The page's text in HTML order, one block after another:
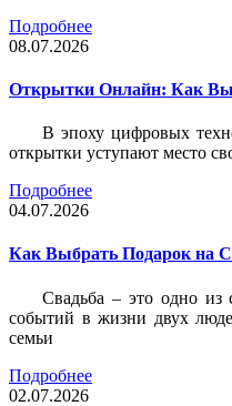
Подробнее
08.07.2026
Открытки Онлайн: Как
В эпоху цифровых
открытки уступают место
Подробнее
04.07.2026
Как Выбрать Подарок на
Свадьба – это одно из
событий в жизни двух
семьи
Подробнее
02.07.2026